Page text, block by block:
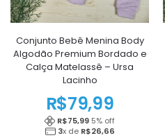
Conjunto Bebê Menina Body
Algodão Premium Bordado e
Calça Matelassê – Ursa
Lacinho
R$79,99
R$75,99 5% off
3x de R$26,66